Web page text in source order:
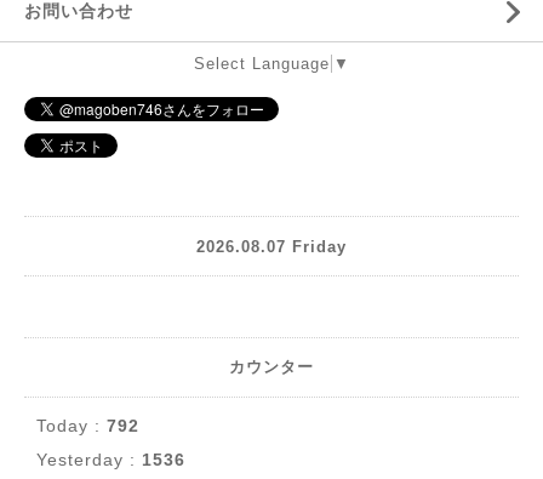
お問い合わせ
Select Language ▼
2026.08.07 Friday
カウンター
Today : 792
Yesterday : 1536